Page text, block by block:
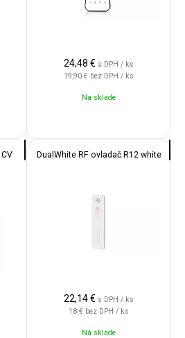
24,48 € s DPH / ks
19,90 € bez DPH / ks
Na sklade
DualWhite RF ovladač R12 white
22,14€ s DPH / ks
18 € bez DPH / ks
Na sklade